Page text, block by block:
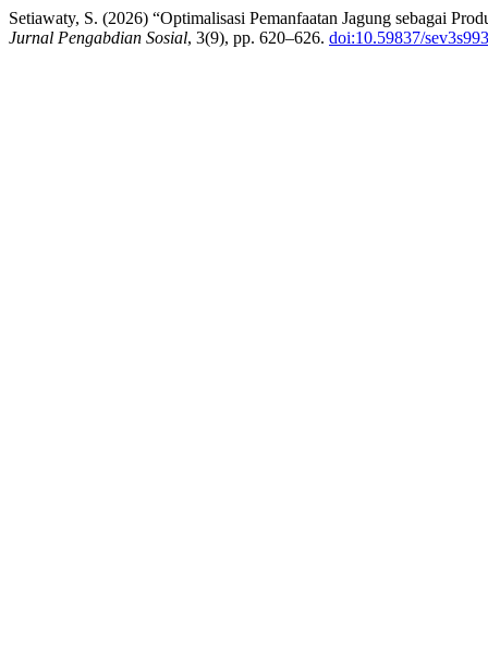
Setiawaty, S. (2026) “Optimalisasi Pemanfaatan Jagung sebagai
Jurnal Pengabdian Sosial, 3(9), pp. 620–626. doi:10.59837/sev3s993